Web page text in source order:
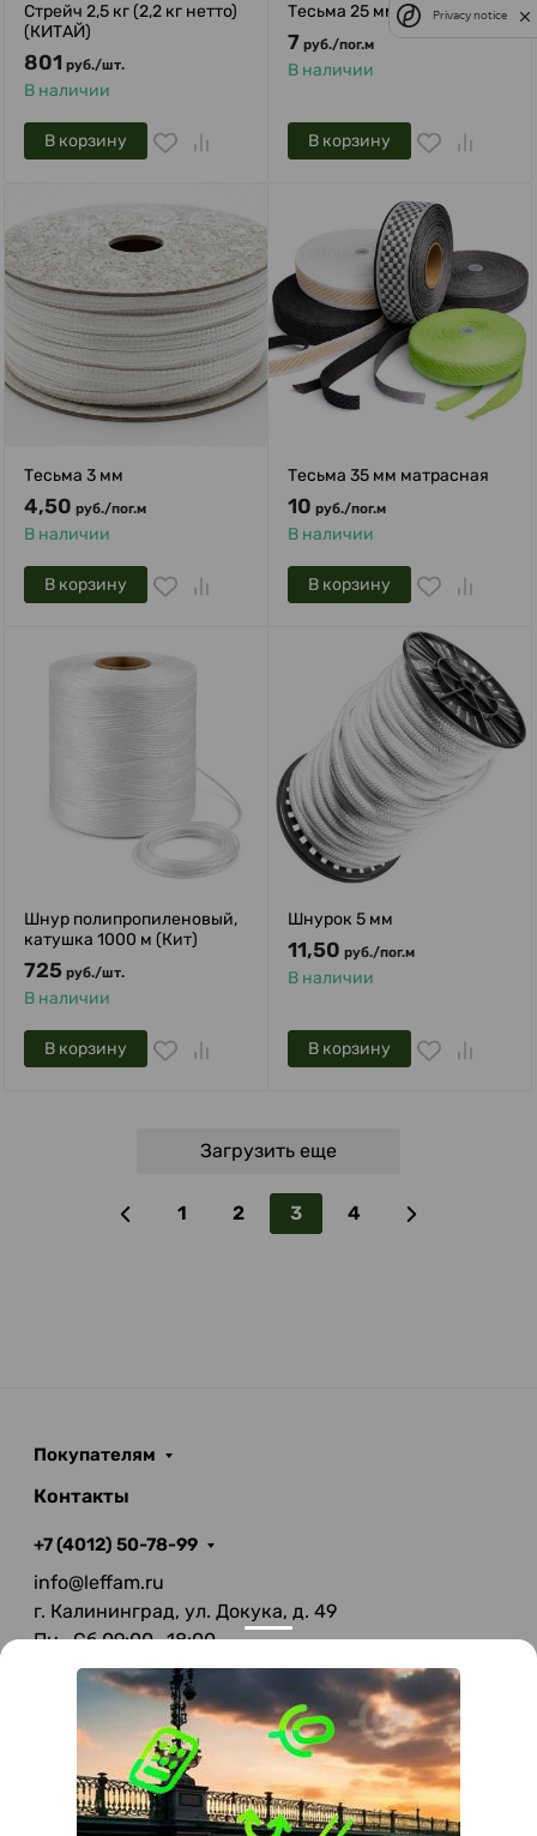
Стрейч 2,5 кг (2,2 кг нетто)
(КИТАЙ)
801 руб./шт.
В наличии
В корзину
Тесьма 25 мм
7 руб./пог.м
В наличии
В корзину
Тесьма 3 мм
4,50 руб./пог.м
В наличии
В корзину
Тесьма 35 мм матрасная
10 руб./пог.м
В наличии
В корзину
Шнур полипропиленовый,
катушка 1000 м (Кит)
725 руб./шт.
В наличии
В корзину
Шнурок 5 мм
11,50 руб./пог.м
В наличии
В корзину
Загрузить еще
1 2 3 4
Покупателям
Контакты
+7 (4012) 50-78-99
info@leffam.ru
г. Калининград, ул. Докука, д. 49
Пн—Сб 09:00—18:00
Вс—Выходной
© 2026 LeFFAM — материалы для качественной
мягкой мебели
Privacy notice